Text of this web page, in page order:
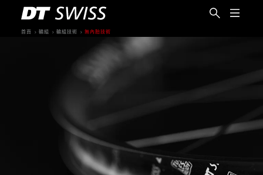
首頁 輪組 輪組技術 無內胎技術